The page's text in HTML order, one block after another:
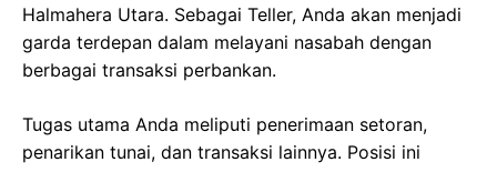
Halmahera Utara. Sebagai Teller, Anda akan menjadi
garda terdepan dalam melayani nasabah dengan
berbagai transaksi perbankan.
Tugas utama Anda meliputi penerimaan setoran,
penarikan tunai, dan transaksi lainnya. Posisi ini